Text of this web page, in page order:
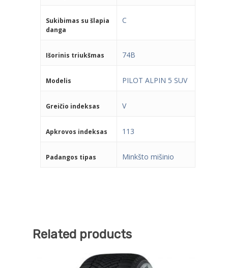
Sukibimas su šlapia
danga
C
Išorinis triukšmas 74B
Modelis PILOT ALPIN 5 SUV
Greičio indeksas V
Apkrovos indeksas 113
Padangos tipas Minkšto mišinio
Related products